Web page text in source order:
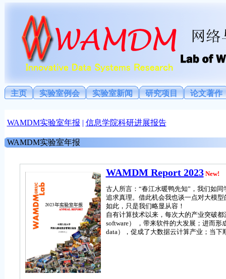
主页 实验室例会 实验室新闻 研究项目 论文著作
WAMDM实验室年报 | 信息学院科研进展报告
WAMDM实验室年报
WAMDM Report 2023 New!
古人所言：“春江水暖鸭先知”，我们如
追求真理。借此机会我也谈一点对大模
如此，只是我们略显从容！
自有计算技术以来，每次大的产业突破
software） ，带来软件的大发展；进而形
data），促成了大数据云计算产业；当